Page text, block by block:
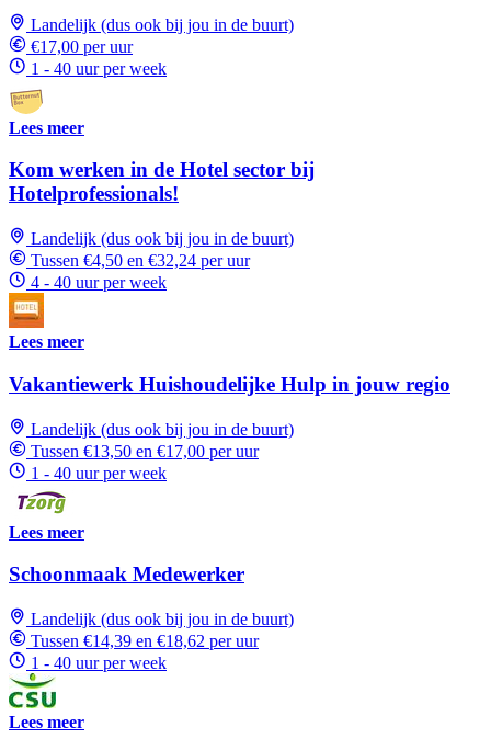
Landelijk (dus ook bij jou in de buurt)
€17,00 per uur
1 - 40 uur per week
Lees meer
Kom werken in de Hotel sector bij
Hotelprofessionals!
Landelijk (dus ook bij jou in de buurt)
Tussen €4,50 en €32,24 per uur
4 - 40 uur per week
Lees meer
Vakantiewerk Huishoudelijke Hulp in jouw regio
Landelijk (dus ook bij jou in de buurt)
Tussen €13,50 en €17,00 per uur
1 - 40 uur per week
Lees meer
Schoonmaak Medewerker
Landelijk (dus ook bij jou in de buurt)
Tussen €14,39 en €18,62 per uur
1 - 40 uur per week
Lees meer